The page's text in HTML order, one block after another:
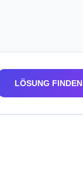
LÖSUNG FINDEN